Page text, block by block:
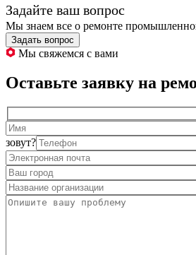
Задайте ваш вопрос
Мы знаем все о ремонте
Задать вопрос
Мы свяжемся с вами
Оставьте заявку на
зовут?